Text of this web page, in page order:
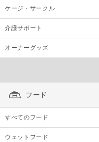
ケージ・サークル
介護サポート
オーナーグッズ
フード
すべてのフード
ウェットフード